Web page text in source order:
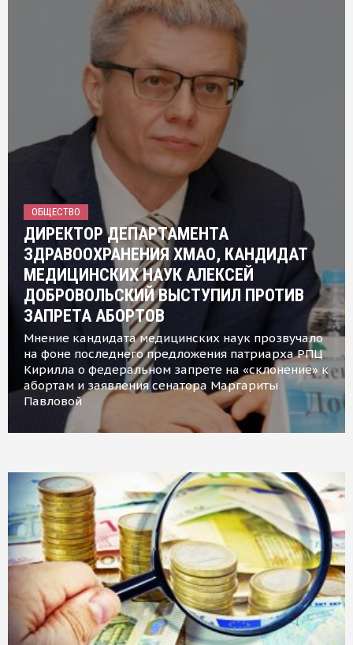
ОБЩЕСТВО
ДИРЕКТОР ДЕПАРТАМЕНТА
ЗДРАВООХРАНЕНИЯ ХМАО, КАНДИДАТ
МЕДИЦИНСКИХ НАУК АЛЕКСЕЙ
ДОБРОВОЛЬСКИЙ ВЫСТУПИЛ ПРОТИВ
ЗАПРЕТА АБОРТОВ
Мнение кандидата медицинских наук прозвучало
на фоне последнего предложения патриарха РПЦ
Кирилла о федеральном запрете на «склонение» к
абортам и заявления сенатора Маргариты
Павловой